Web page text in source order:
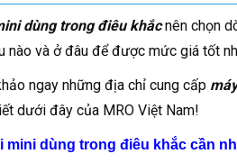
dùng trong điêu khắcnên chọn
nào và ở đâu để được mức giá tốt
ngay những địa chỉ cung cấp
dưới đây của MRO Việt Nam!
mini dùng trong điêu khắc cần